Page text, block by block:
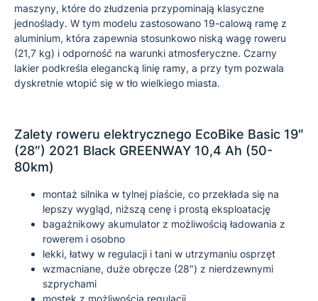
maszyny, które do złudzenia przypominają klasyczne
jednoślady. W tym modelu zastosowano 19-calową ramę z
aluminium, która zapewnia stosunkowo niską wagę roweru
(21,7 kg) i odporność na warunki atmosferyczne. Czarny
lakier podkreśla elegancką linię ramy, a przy tym pozwala
dyskretnie wtopić się w tło wielkiego miasta.
Zalety roweru elektrycznego EcoBike Basic 19″
(28″) 2021 Black GREENWAY 10,4 Ah (50-
80km)
montaż silnika w tylnej piaście, co przekłada się na
lepszy wygląd, niższą cenę i prostą eksploatację
bagażnikowy akumulator z możliwością ładowania z
rowerem i osobno
lekki, łatwy w regulacji i tani w utrzymaniu osprzęt
wzmacniane, duże obręcze (28″) z nierdzewnymi
szprychami
mostek z możliwością regulacji